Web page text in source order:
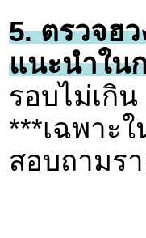
5. ตรวจฮ
แนะนำใน
รอบไม่เกิน
***เฉพาะ
สอบถามร